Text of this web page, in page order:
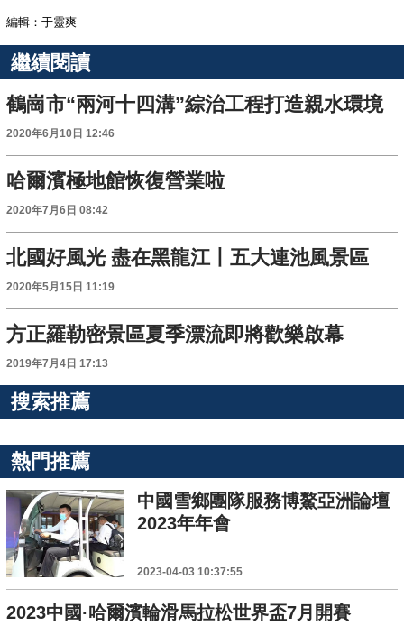
編輯：于靈爽
繼續閱讀
鶴崗市“兩河十四溝”綜治工程打造親水環境
2020年6月10日 12:46
哈爾濱極地館恢復營業啦
2020年7月6日 08:42
北國好風光 盡在黑龍江丨五大連池風景區
2020年5月15日 11:19
方正羅勒密景區夏季漂流即將歡樂啟幕
2019年7月4日 17:13
搜索推薦
熱門推薦
中國雪鄉團隊服務博鰲亞洲論壇
2023年年會
2023-04-03 10:37:55
2023中國·哈爾濱輪滑馬拉松世界盃7月開賽